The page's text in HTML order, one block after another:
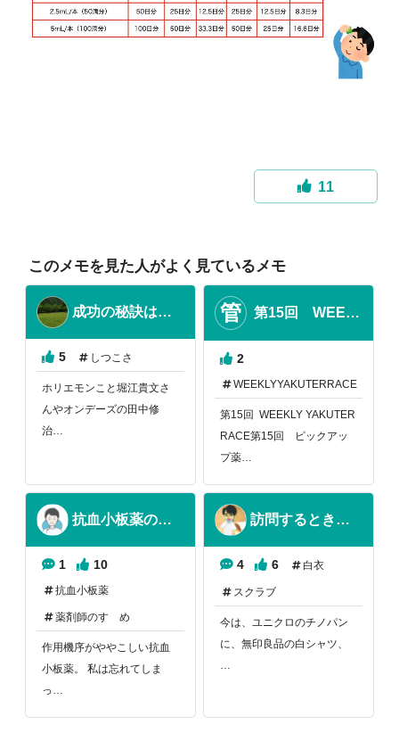
11
このメモを見た人がよく見ているメモ
成功の秘訣はしつこさ！？
5 しつこさ
ホリエモンこと堀江貴文さ
んやオンデーズの田中修
治…
管 第15回 WEEKLY YAKUTERRACE
2
WEEKLYYAKUTERRACE
第15回 WEEKLY YAKUTER
RACE第15回 ピックアッ
プ薬…
抗血小板薬の作用機序の覚え方
1 10
抗血小板薬
薬剤師のすゝめ
作用機序がややこしい抗血
小板薬。 私は忘れてしま
っ…
訪問するときは、何着て行こう…
4 6 白衣
スクラブ
今は、ユニクロのチノパン
に、無印良品の白シャツ、